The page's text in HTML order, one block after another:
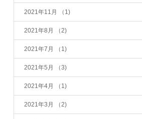
2021年11月 （1)
2021年8月 （2)
2021年7月 （1)
2021年5月 （3)
2021年4月 （1)
2021年3月 （2)